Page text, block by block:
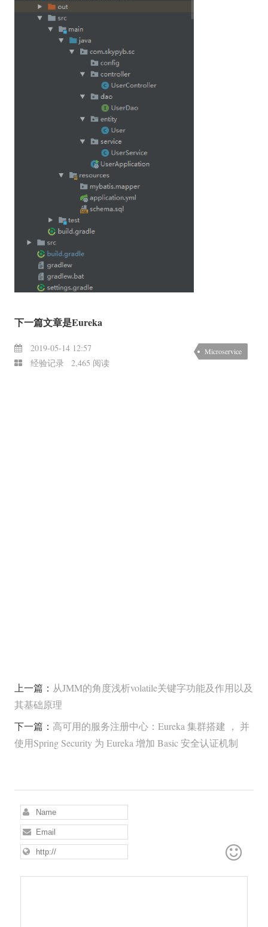
下一篇文章是Eureka
2019-05-14 12:57
经验记录
2,465 阅读
Microservice
上一篇： 从JMM的角度浅析volatile关键字功能及作用以及
其基础原理
下一篇： 高可用的服务注册中心：Eureka 集群搭建 ， 并
使用Spring Security 为 Eureka 增加 Basic 安全认证机制